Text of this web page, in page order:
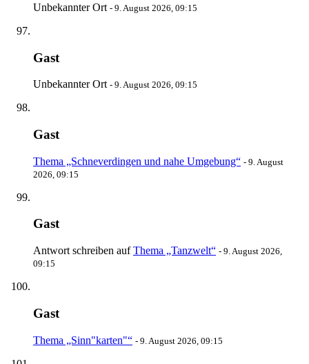
Unbekannter Ort - 9. August 2026, 09:15
Gast
Unbekannter Ort - 9. August 2026, 09:15
Gast
Thema „Schneverdingen und nahe Umgebung“ - 9. August
2026, 09:15
Gast
Antwort schreiben aufThema „Tanzwelt“ - 9. August 2026,
09:15
Gast
Thema „Sinn"karten"“ - 9. August 2026, 09:15